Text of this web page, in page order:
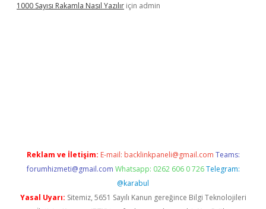
1000 Sayısı Rakamla Nasıl Yazılır için admin
Reklam ve İletişim: E-mail: backlinkpaneli@gmail.com Teams:
forumhizmeti@gmail.com Whatsapp: 0262 606 0 726 Telegram:
@karabul
Yasal Uyarı: Sitemiz, 5651 Sayılı Kanun gereğince Bilgi Teknolojileri